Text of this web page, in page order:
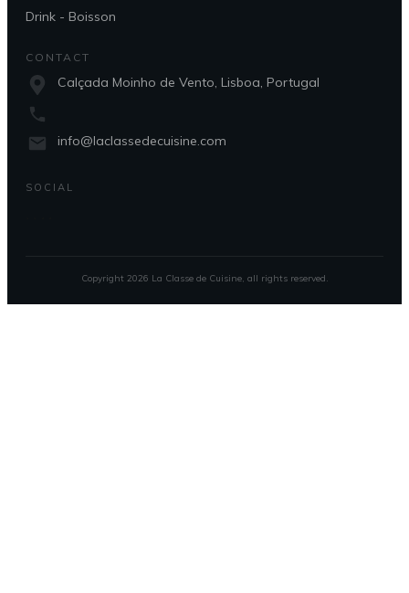
Drink - Boisson
CONTACT
Calçada Moinho de Vento, Lisboa, Portugal
info@laclassedecuisine.com
SOCIAL
Copyright 2026 La Classe de Cuisine, all rights reserved.